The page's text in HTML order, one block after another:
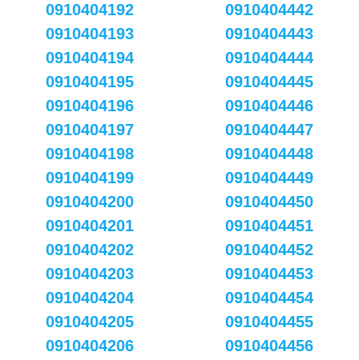
0910404192
0910404193
0910404194
0910404195
0910404196
0910404197
0910404198
0910404199
0910404200
0910404201
0910404202
0910404203
0910404204
0910404205
0910404206
0910404442
0910404443
0910404444
0910404445
0910404446
0910404447
0910404448
0910404449
0910404450
0910404451
0910404452
0910404453
0910404454
0910404455
0910404456